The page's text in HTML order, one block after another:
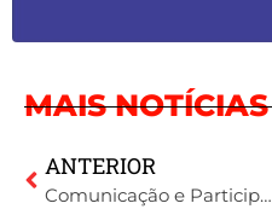
MAIS NOTÍCIAS
ANTERIOR
Comunicação e Participação Popular em Debate sobre Saneamento